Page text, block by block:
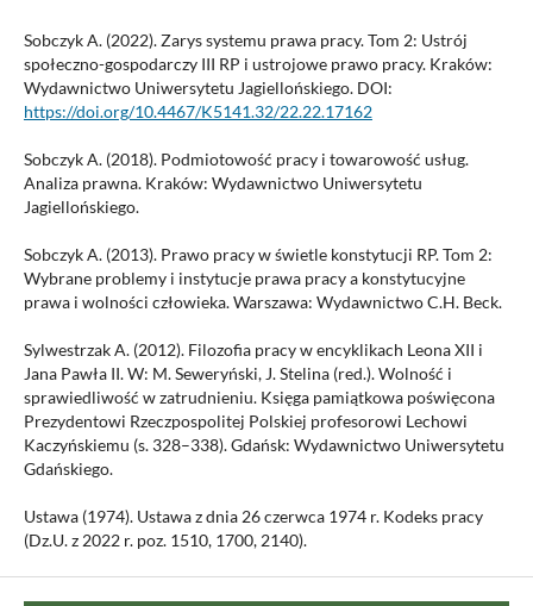
Sobczyk A. (2022). Zarys systemu prawa pracy. Tom 2: Ustrój
społeczno-gospodarczy III RP i ustrojowe prawo pracy. Kraków:
Wydawnictwo Uniwersytetu Jagiellońskiego. DOI:
https://doi.org/10.4467/K5141.32/22.22.17162
Sobczyk A. (2018). Podmiotowość pracy i towarowość usług.
Analiza prawna. Kraków: Wydawnictwo Uniwersytetu
Jagiellońskiego.
Sobczyk A. (2013). Prawo pracy w świetle konstytucji RP. Tom 2:
Wybrane problemy i instytucje prawa pracy a konstytucyjne
prawa i wolności człowieka. Warszawa: Wydawnictwo C.H. Beck.
Sylwestrzak A. (2012). Filozofia pracy w encyklikach Leona XII i
Jana Pawła II. W: M. Seweryński, J. Stelina (red.). Wolność i
sprawiedliwość w zatrudnieniu. Księga pamiątkowa poświęcona
Prezydentowi Rzeczpospolitej Polskiej profesorowi Lechowi
Kaczyńskiemu (s. 328–338). Gdańsk: Wydawnictwo Uniwersytetu
Gdańskiego.
Ustawa (1974). Ustawa z dnia 26 czerwca 1974 r. Kodeks pracy
(Dz.U. z 2022 r. poz. 1510, 1700, 2140).